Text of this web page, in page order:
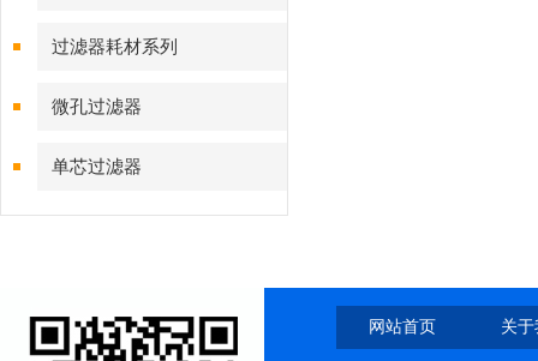
过滤器耗材系列
微孔过滤器
单芯过滤器
网站首页 关